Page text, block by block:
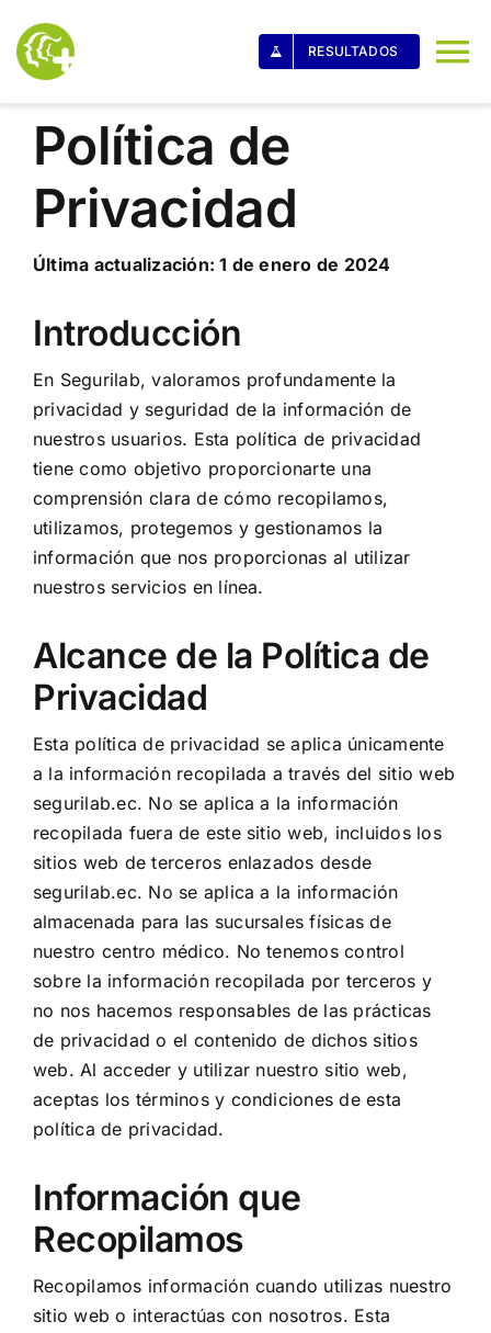
content
RESULTADOS
Inicio
Quiénes somos
Salud360
Contáctanos
Plataformas
Política de
Privacidad
Última actualización: 1 de enero de 2024
Introducción
En Segurilab, valoramos profundamente la
privacidad y seguridad de la información de
nuestros usuarios. Esta política de privacidad
tiene como objetivo proporcionarte una
comprensión clara de cómo recopilamos,
utilizamos, protegemos y gestionamos la
información que nos proporcionas al utilizar
nuestros servicios en línea.
Alcance de la Política de
Privacidad
Esta política de privacidad se aplica únicamente
a la información recopilada a través del sitio web
segurilab.ec. No se aplica a la información
recopilada fuera de este sitio web, incluidos los
sitios web de terceros enlazados desde
segurilab.ec. No se aplica a la información
almacenada para las sucursales físicas de
nuestro centro médico. No tenemos control
sobre la información recopilada por terceros y
no nos hacemos responsables de las prácticas
de privacidad o el contenido de dichos sitios
web. Al acceder y utilizar nuestro sitio web,
aceptas los términos y condiciones de esta
política de privacidad.
Información que
Recopilamos
Recopilamos información cuando utilizas nuestro
sitio web o interactúas con nosotros. Esta